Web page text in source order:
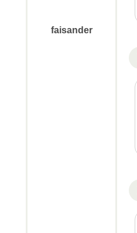
faisander